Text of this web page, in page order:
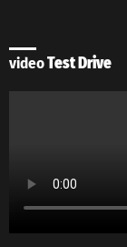
videoTest Drive